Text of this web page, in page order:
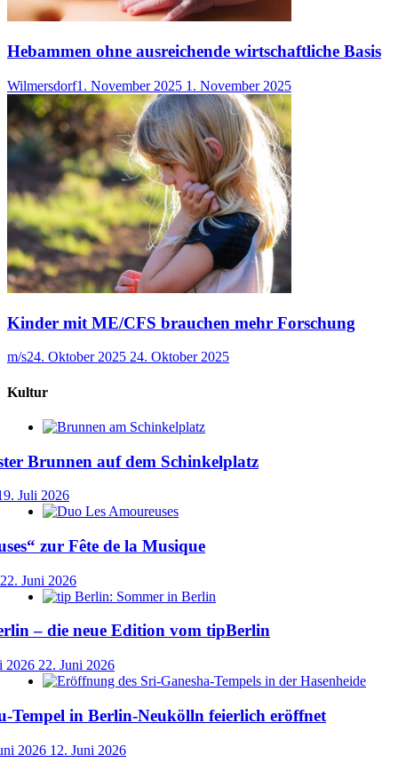
Hebammen ohne ausreichende wirtschaftliche Basis
Wilmersdorf1. November 2025 1. November 2025
Kinder mit ME/CFS brauchen mehr Forschung
m/s24. Oktober 2025 24. Oktober 2025
Kultur
Brunnen auf dem Schinkelplatz
Juli 2026
zur Fête de la Musique
22. Juni 2026
– die neue Edition vom tipBerlin
2026 22. Juni 2026
Tempel in Berlin-Neukölln feierlich eröffnet
2026 12. Juni 2026